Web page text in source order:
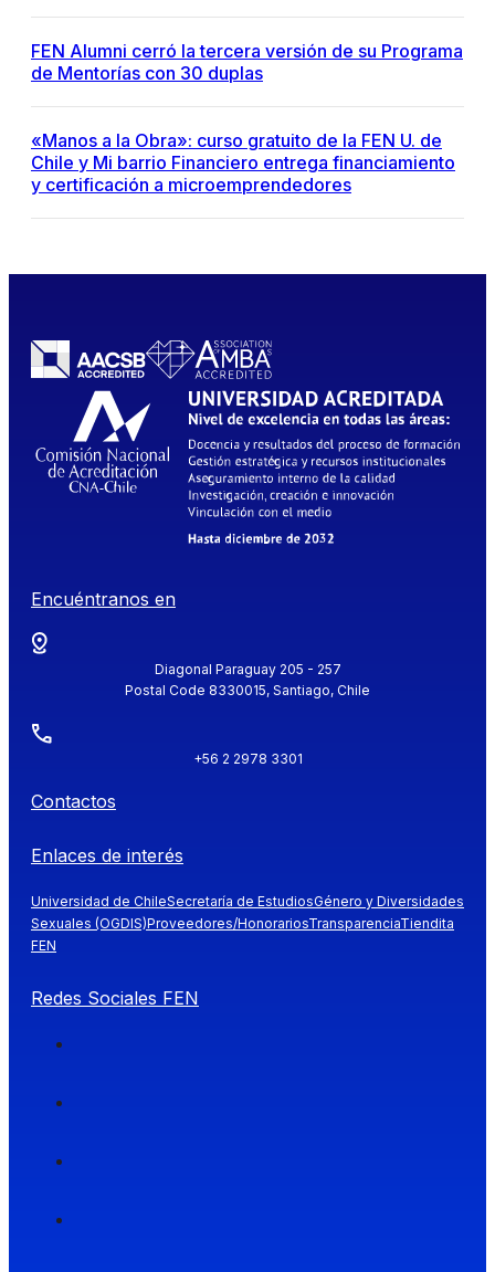
FEN Alumni cerró la tercera versión de su Programa
de Mentorías con 30 duplas
«Manos a la Obra»: curso gratuito de la FEN U. de
Chile y Mi barrio Financiero entrega financiamiento
y certificación a microemprendedores
Encuéntranos en
Diagonal Paraguay 205 - 257
Postal Code 8330015, Santiago, Chile
+56 2 2978 3301
Contactos
Enlaces de interés
Universidad de ChileSecretaría de EstudiosGénero y Diversidades
Sexuales (OGDIS)Proveedores/HonorariosTransparenciaTiendita
FEN
Redes Sociales FEN